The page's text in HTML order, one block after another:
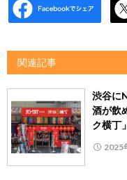
関連記事
渋谷に
酒が飲
ク横丁」
2025